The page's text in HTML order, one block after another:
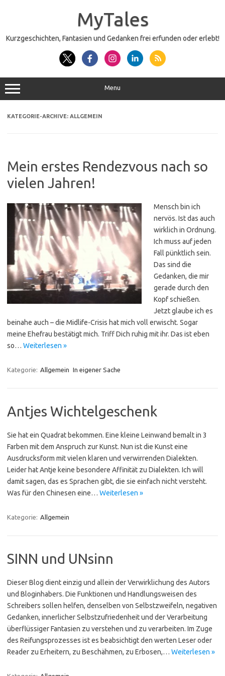
MyTales
Kurzgeschichten, Fantasien und Gedanken frei erfunden oder erlebt!
Menu
KATEGORIE-ARCHIVE: ALLGEMEIN
Mein erstes Rendezvous nach so
vielen Jahren!
Mensch bin ich
nervös. Ist das auch
wirklich in Ordnung.
Ich muss auf jeden
Fall pünktlich sein.
Das sind die
Gedanken, die mir
gerade durch den
Kopf schießen.
Jetzt glaube ich es
beinahe auch – die Midlife-Crisis hat mich voll erwischt. Sogar
meine Ehefrau bestätigt mich. Triff Dich ruhig mit ihr. Das ist eben
so… Weiterlesen »
Kategorie: Allgemein In eigener Sache
Antjes Wichtelgeschenk
Sie hat ein Quadrat bekommen. Eine kleine Leinwand bemalt in 3
Farben mit dem Anspruch zur Kunst. Nun ist die Kunst eine
Ausdrucksform mit vielen klaren und verwirrenden Dialekten.
Leider hat Antje keine besondere Affinität zu Dialekten. Ich will
damit sagen, das es Sprachen gibt, die sie einfach nicht versteht.
Was für den Chinesen eine… Weiterlesen »
Kategorie: Allgemein
SINN und UNsinn
Dieser Blog dient einzig und allein der Verwirklichung des Autors
und Bloginhabers. Die Funktionen und Handlungsweisen des
Schreibers sollen helfen, denselben von Selbstzweifeln, negativen
Gedanken, innerlicher Selbstzufriedenheit und der Verarbeitung
überflüssiger Fantasien zu verstehen und zu verarbeiten. Im Zuge
des Reifungsprozesses ist es beabsichtigt den werten Leser oder
Reader zu Erheitern, zu Beschähmen, zu Erbosen,… Weiterlesen »